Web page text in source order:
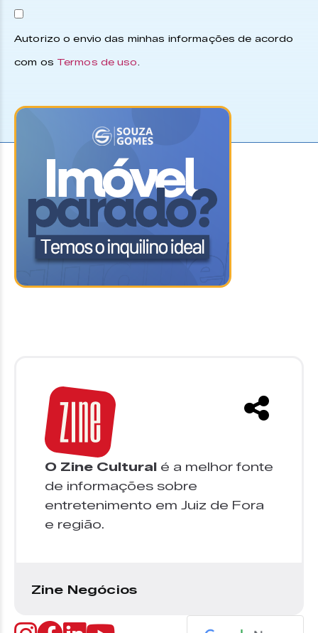
Autorizo o envio das minhas informações de acordo
com os Termos de uso
O Zine Cultural é a melhor fonte
de informações sobre
entretenimento em Juiz de Fora
e região.
Zine Negócios